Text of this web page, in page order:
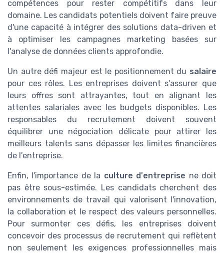
compétences pour rester compétitifs dans leur
domaine. Les candidats potentiels doivent faire preuve
d'une capacité à intégrer des solutions data-driven et
à optimiser les campagnes marketing basées sur
l'analyse de données clients approfondie.
Un autre défi majeur est le positionnement du salaire
pour ces rôles. Les entreprises doivent s'assurer que
leurs offres sont attrayantes, tout en alignant les
attentes salariales avec les budgets disponibles. Les
responsables du recrutement doivent souvent
équilibrer une négociation délicate pour attirer les
meilleurs talents sans dépasser les limites financières
de l'entreprise.
Enfin, l'importance de la culture d'entreprise ne doit
pas être sous-estimée. Les candidats cherchent des
environnements de travail qui valorisent l'innovation,
la collaboration et le respect des valeurs personnelles.
Pour surmonter ces défis, les entreprises doivent
concevoir des processus de recrutement qui reflètent
non seulement les exigences professionnelles mais